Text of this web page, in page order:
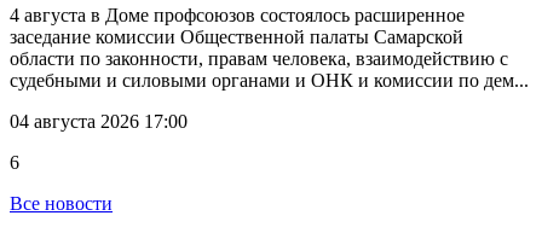
4 августа в Доме профсоюзов состоялось расширенное
заседание комиссии Общественной палаты Самарской
области по законности, правам человека, взаимодействию с
судебными и силовыми органами и ОНК и комиссии по дем...
04 августа 2026 17:00
6
Все новости